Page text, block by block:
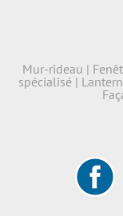
Mur-rideau |
spécialisé |